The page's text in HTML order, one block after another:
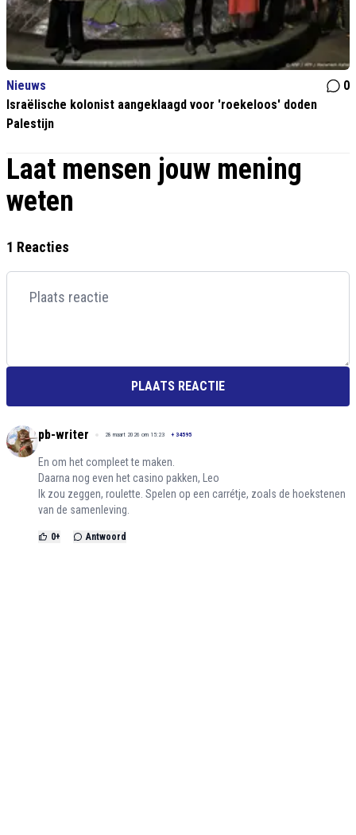
Nieuws
0
Israëlische kolonist aangeklaagd voor 'roekeloos' doden
Palestijn
Laat mensen jouw mening
weten
1 Reacties
PLAATS REACTIE
pb-writer 28 maart 2026 om 15:23 + 34595
En om het compleet te maken.
Daarna nog even het casino pakken, Leo
Ik zou zeggen, roulette. Spelen op een carrétje, zoals de hoekstenen
van de samenleving.
0+ Antwoord